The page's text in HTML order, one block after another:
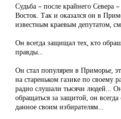
Судьба – после крайнего Севера
Восток. Так и оказался он в
известным краевым депутатом,
Он всегда защищал тех, кто
правды…
Он стал популярен в Приморье,
на стареньком газике по своему
радио слушали тысячи людей…
обращаться за защитой, он всегда
данное своим избирателям…